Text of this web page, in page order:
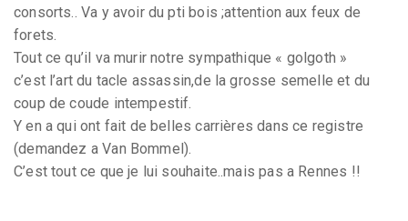
consorts.. Va y avoir du pti bois ;attention aux feux de
forets.
Tout ce qu’il va murir notre sympathique « golgoth »
c’est l’art du tacle assassin,de la grosse semelle et du
coup de coude intempestif.
Y en a qui ont fait de belles carrières dans ce registre
(demandez a Van Bommel).
C’est tout ce que je lui souhaite..mais pas a Rennes !!